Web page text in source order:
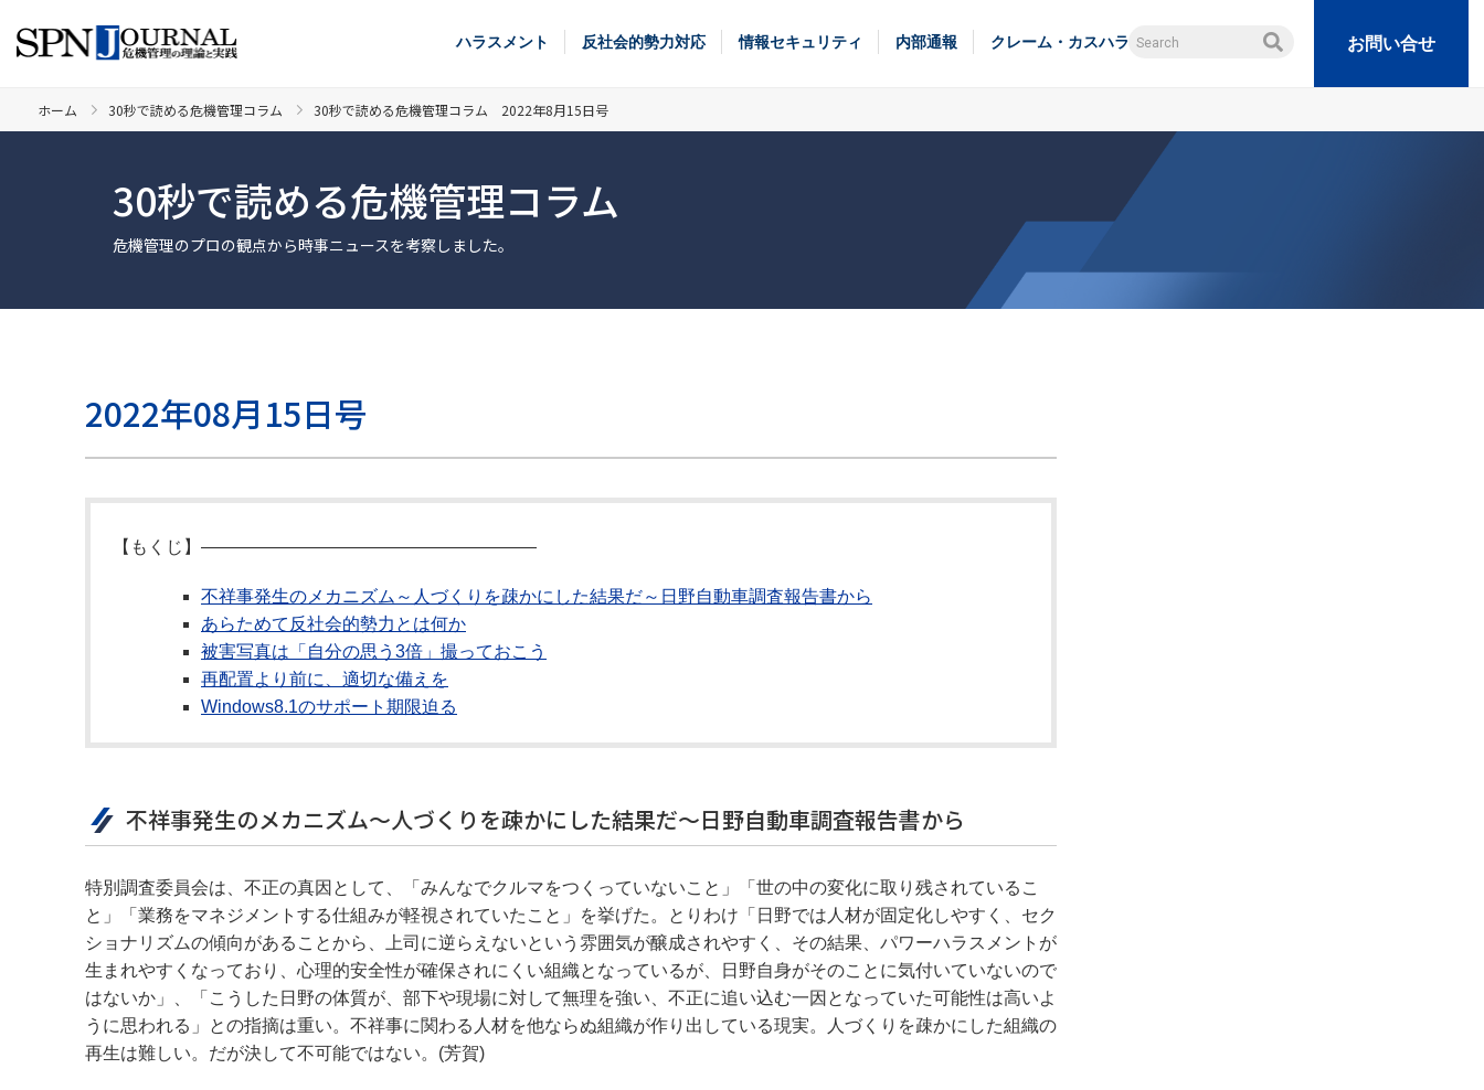
ハラスメント 反社会的勢力対応 情報セキュリティ 内部通報 クレーム・カスハラ お問い合せ
ホーム 30秒で読める危機管理コラム 30秒で読める危機管理コラム 2022年8月15日号
30秒で読める危機管理コラム
危機管理のプロの観点から時事ニュースを考察しました。
2022年08月15日号
【もくじ】―――――――――――――――――――
不祥事発生のメカニズム～人づくりを疎かにした結果だ～日野自動車調査報告書から
あらためて反社会的勢力とは何か
被害写真は「自分の思う3倍」撮っておこう
再配置より前に、適切な備えを
Windows8.1のサポート期限迫る
不祥事発生のメカニズム～人づくりを疎かにした結果だ～日野自動車調査報告書から
特別調査委員会は、不正の真因として、「みんなでクルマをつくっていないこと」「世の中の変化に取り残されているこ
と」「業務をマネジメントする仕組みが軽視されていたこと」を挙げた。とりわけ「日野では人材が固定化しやすく、セク
ショナリズムの傾向があることから、上司に逆らえないという雰囲気が醸成されやすく、その結果、パワーハラスメントが
生まれやすくなっており、心理的安全性が確保されにくい組織となっているが、日野自身がそのことに気付いていないので
はないか」、「こうした日野の体質が、部下や現場に対して無理を強い、不正に追い込む一因となっていた可能性は高いよ
うに思われる」との指摘は重い。不祥事に関わる人材を他ならぬ組織が作り出している現実。人づくりを疎かにした組織の
再生は難しい。だが決して不可能ではない。(芳賀)